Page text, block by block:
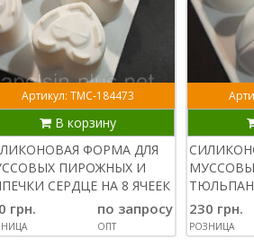
Артикул: ТМС-184473
В корзину
ФОРМА ДЛЯ
ПИРОЖНЫХ И
СЕРДЦЕ НА 8 ЯЧЕЕК
грн. по запросу
ОПТ
230 грн.
РОЗНИЦА